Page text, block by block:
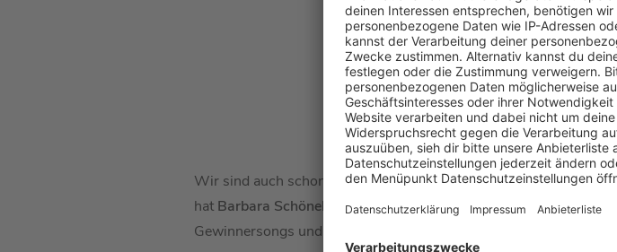
ich
ELTON
Wir sind auch schon sehr gespannt, wo die 12 Punkte aus
hat Barbara Schönebergergenau das Richtige für euch: Ein
Gewinnersongs und die aktuellen
-Songs für euch